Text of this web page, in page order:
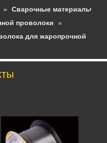
» Сварочные материалы
проволоки
»
для жаропрочной
FR507